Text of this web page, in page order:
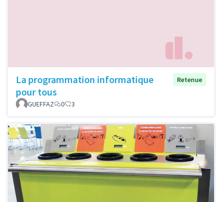
La programmation informatique
pour tous
Retenue
GUEFFAZ 0 3